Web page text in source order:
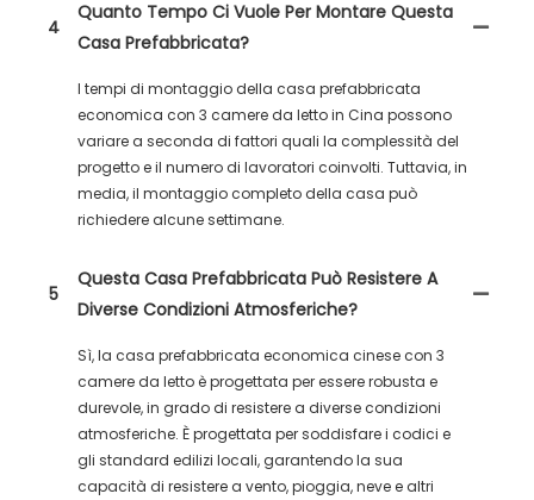
4
Quanto Tempo Ci Vuole Per Montare Questa
Casa Prefabbricata?
I tempi di montaggio della casa prefabbricata
economica con 3 camere da letto in Cina possono
variare a seconda di fattori quali la complessità del
progetto e il numero di lavoratori coinvolti. Tuttavia, in
media, il montaggio completo della casa può
richiedere alcune settimane.
5
Questa Casa Prefabbricata Può Resistere A
Diverse Condizioni Atmosferiche?
Sì, la casa prefabbricata economica cinese con 3
camere da letto è progettata per essere robusta e
durevole, in grado di resistere a diverse condizioni
atmosferiche. È progettata per soddisfare i codici e
gli standard edilizi locali, garantendo la sua
capacità di resistere a vento, pioggia, neve e altri